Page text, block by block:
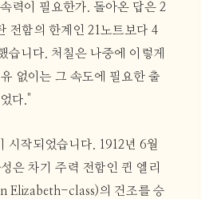
력이 필요한가. 돌아온 답은 2
전함의 한계인 21노트보다 4
습니다. 처칠은 나중에 이렇게
없이는 그 속도에 필요한 출
다."
시작되었습니다. 1912년 6월
은 차기 주력 전함인 퀸 엘리
Elizabeth-class)의 건조를 승